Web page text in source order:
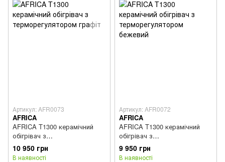
Артикул: AFR0073
AFRICA
AFRICA T1300 керамічний
обігрівач з
терморегулятором графіт
10 950 грн
В наявності
Артикул: AFR0072
AFRICA
AFRICA T1300 керамічний
обігрівач з
терморегулятором бежевий
9 950 грн
В наявності